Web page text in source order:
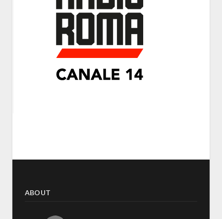
ABOUT